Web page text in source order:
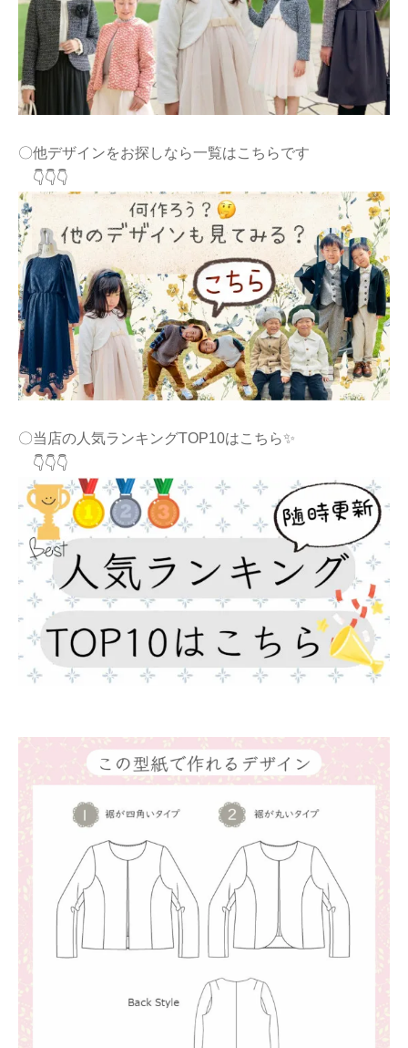
〇他デザインをお探しなら一覧はこちらです
👇👇👇
〇当店の人気ランキングTOP10はこちら✨
👇👇👇